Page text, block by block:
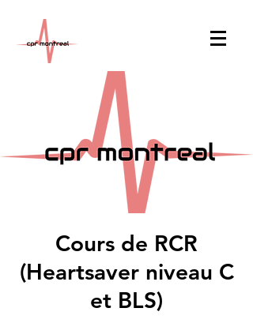
Cours de RCR
(Heartsaver niveau C
et BLS)